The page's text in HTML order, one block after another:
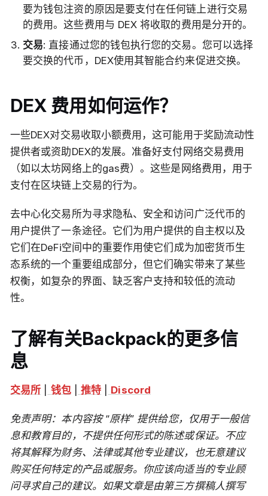
要为钱包注资的原因是要支付在任何链上进行交易
的费用。这些费用与 DEX 将收取的费用是分开的。
交易: 直接通过您的钱包执行您的交易。您可以选择
要交换的代币，DEX使用其智能合约来促进交换。
DEX 费用如何运作？
一些DEX对交易收取小额费用，这可能用于奖励流动性
提供者或资助DEX的发展。准备好支付网络交易费用
（如以太坊网络上的gas费）。这些是网络费用，用于
支付在区块链上交易的行为。
去中心化交易所为寻求隐私、安全和访问广泛代币的
用户提供了一条途径。它们为用户提供的自主权以及
它们在DeFi空间中的重要作用使它们成为加密货币生
态系统的一个重要组成部分，但它们确实带来了某些
权衡，如复杂的界面、缺乏客户支持和较低的流动
性。
了解有关Backpack的更多信
息
交易所 钱包| 推特 Discord
免责声明：本内容按 “原样” 提供给您，仅用于一般信
息和教育目的，不提供任何形式的陈述或保证。不应
将其解释为财务、法律或其他专业建议，也无意建议
购买任何特定的产品或服务。你应该向适当的专业顾
问寻求自己的建议。如果文章是由第三方撰稿人撰写